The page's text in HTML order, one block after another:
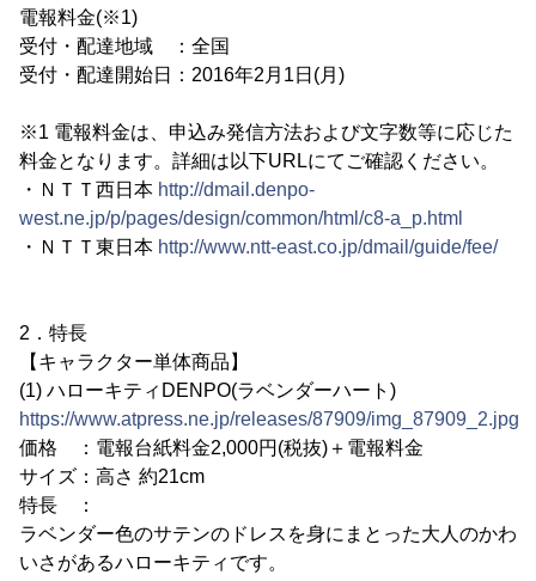
電報料金(※1)
受付・配達地域 ：全国
受付・配達開始日：2016年2月1日(月)
※1 電報料金は、申込み発信方法および文字数等に応じた
料金となります。詳細は以下URLにてご確認ください。
・ＮＴＴ西日本 http://dmail.denpo-
west.ne.jp/p/pages/design/common/html/c8-a_p.html
・ＮＴＴ東日本 http://www.ntt-east.co.jp/dmail/guide/fee/
2．特長
【キャラクター単体商品】
(1) ハローキティDENPO(ラベンダーハート)
https://www.atpress.ne.jp/releases/87909/img_87909_2.jpg
価格 ：電報台紙料金2,000円(税抜)＋電報料金
サイズ：高さ 約21cm
特長 ：
ラベンダー色のサテンのドレスを身にまとった大人のかわ
いさがあるハローキティです。